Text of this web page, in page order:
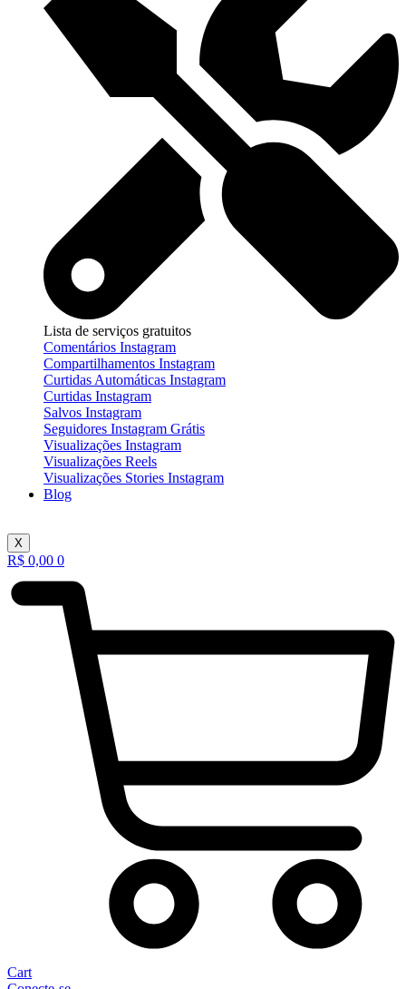
Lista de serviços gratuitos
Comentários Instagram
Compartilhamentos Instagram
Curtidas Automáticas Instagram
Curtidas Instagram
Salvos Instagram
Seguidores Instagram Grátis
Visualizações Instagram
Visualizações Reels
Visualizações Stories Instagram
Blog
X
R$ 0,00 0
Cart